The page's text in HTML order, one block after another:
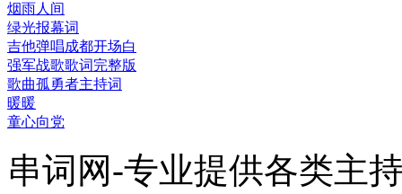
烟雨人间
绿光报幕词
吉他弹唱成都开场白
强军战歌歌词完整版
歌曲孤勇者主持词
暖暖
童心向党
串词网-专业提供各类主